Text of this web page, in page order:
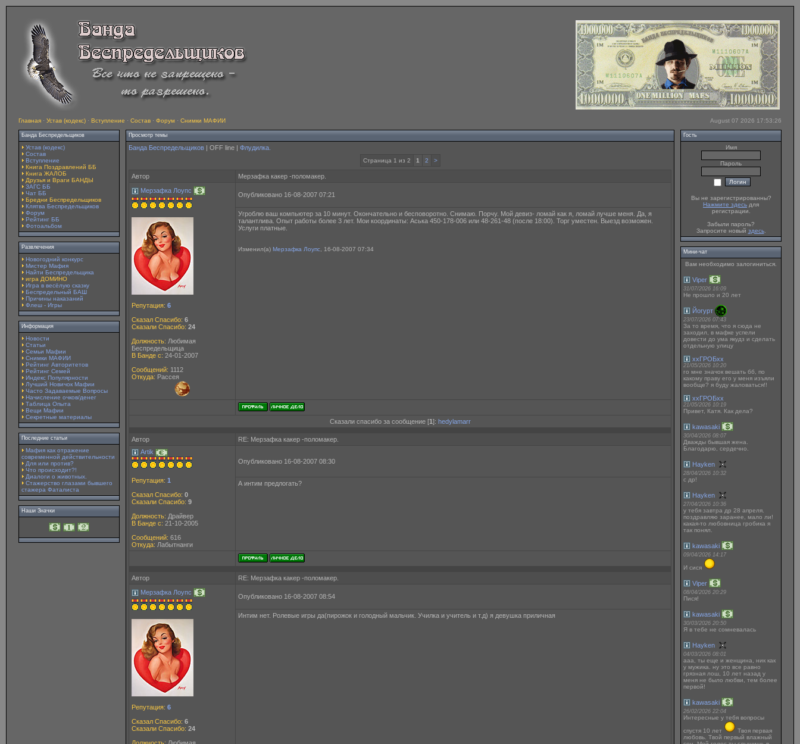
Главная · Устав (кодекс) · Вступление · Состав · Форум · Снимки МАФИИ August 07 2026 17:53:26
Банда Беспредельщиков
Устав (кодекс)
Состав
Вступление
Книга Поздравлений ББ
Книга ЖАЛОБ
Друзья и Враги БАНДЫ
ЗАГС ББ
Чат ББ
Бредни Беспредельщиков
Клятва Беспредельщиков
Форум
Рейтинг ББ
Фотоальбом
Развлечения
Новогодний конкурс
Мистер Мафия
Найти Беспредельщика
игра ДОМИНО
Игра в весёлую сказку
Беспредельный БАШ
Причины наказаний
Флеш - Игры
Информация
Новости
Статьи
Семьи Мафии
Снимки МАФИИ
Рейтинг Авторитетов
Рейтинг Семей
Индекс Популярности
Лучший Новичок Мафии
Часто Задаваемые Вопросы
Начисление очков/денег
Таблица Опыта
Вещи Мафии
Секретные материалы
Последние статьи
Мафия как отражение
современной действительности
Для или против?
Что происходит?!
Диалоги о животных.
Стажерство глазами бывшего
стажера Фаталиста
Наши Значки
Просмотр темы
Банда Беспредельщиков | OFF line | Флудилка.
Страница 1 из 2 1 2 >
Автор
Мерзафка какер -поломакер.
Мерзафка Лоупс
Репутация: 6
Сказал Спасибо: 6
Сказали Спасибо: 24
Должность: Любимая
Беспредельщица
В Банде с: 24-01-2007
Сообщений: 1112
Откуда: Рассея
Опубликовано 16-08-2007 07:21
Угроблю ваш компьютер за 10 минут. Окончательно и бесповоротно. Снимаю. Порчу. Мой девиз- ломай как я, ломай лучше меня. Да, я
талантлива. Опыт работы более 3 лет. Мои координаты: Аська 450-178-006 или 48-261-48 (после 18:00). Торг уместен. Выезд возможен.
Услуги платные.
Изменил(а) Мерзафка Лоупс , 16-08-2007 07:34
Сказали спасибо за сообщение [1]: hedylamarr
Автор
RE: Мерзафка какер -поломакер.
Artik
Репутация: 1
Сказал Спасибо: 0
Сказали Спасибо: 9
Должность: Драйвер
В Банде с: 21-10-2005
Сообщений: 616
Откуда: Лабытнанги
Опубликовано 16-08-2007 08:30
А интим предлогать?
Автор
RE: Мерзафка какер -поломакер.
Мерзафка Лоупс
Репутация: 6
Сказал Спасибо: 6
Сказали Спасибо: 24
Опубликовано 16-08-2007 08:54
Интим нет. Ролевые игры да(пирожок и голодный мальчик. Училка и учитель и т.д) я девушка приличная
Гость
Имя
Пароль
Вы не зарегистрированны?
Нажмите здесь для
регистрации.
Забыли пароль?
Запросите новый здесь.
Мини-чат
Вам необходимо залогиниться.
Viper
31/07/2026 16:09
Не прошло и 20 лет
Йогурт
23/07/2026 07:43
За то время, что я сюда не
заходил, в мафке успели
довести до ума якудз и сделать
отдельную улицу
ххГРОБхх
21/05/2026 10:20
го мне значок вешать бб, по
какому праву его у меня изъяли
вообще? я буду жаловаться!!
ххГРОБхх
21/05/2026 10:19
Привет, Катя. Как дела?
kawasaki
30/04/2026 08:07
Дважды бывшая жена.
Благодарю, сердечно.
Hayken
28/04/2026 10:32
с др!
Hayken
27/04/2026 10:36
у тебя завтра др 28 апреля.
поздравляю заранее, мало ли!
какая-то любовница гробика я
так понял.
kawasaki
09/04/2026 14:17
И сися
Viper
08/04/2026 20:29
Пися!
kawasaki
30/03/2026 20:50
Я в тебе не сомневалась
Hayken
04/03/2026 08:01
ааа, ты еще и женщина, ник как
у мужика. ну это все равно
грязная лош, 10 лет назад у
меня не было любви, тем более
первой!
kawasaki
26/02/2026 22:04
Интересные у тебя вопросы
спустя 10 лет
Твоя первая
любовь. Твой первый влажный